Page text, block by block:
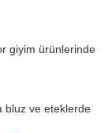
giyim ürünlerinde
bluz ve eteklerde